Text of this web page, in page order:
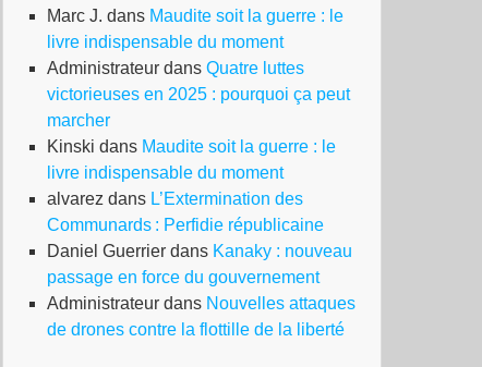
Marc J. dans Maudite soit la guerre : le
livre indispensable du moment
Administrateur dans Quatre luttes
victorieuses en 2025 : pourquoi ça peut
marcher
Kinski dans Maudite soit la guerre : le
livre indispensable du moment
alvarez dans L’Extermination des
Communards : Perfidie républicaine
Daniel Guerrier dans Kanaky : nouveau
passage en force du gouvernement
Administrateur dans Nouvelles attaques
de drones contre la flottille de la liberté